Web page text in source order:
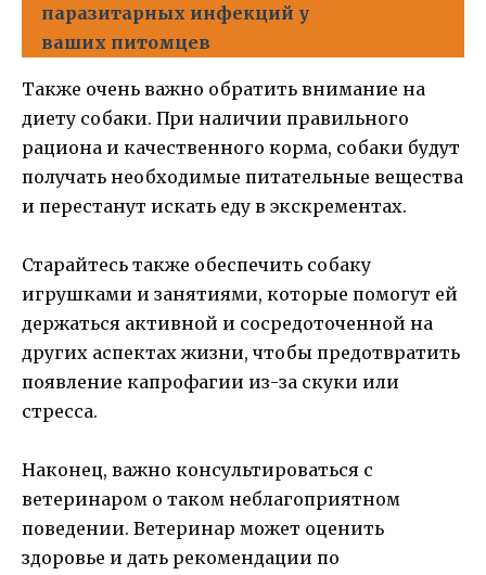
паразитарных инфекций у
ваших питомцев
Также очень важно обратить внимание на
диету собаки. При наличии правильного
рациона и качественного корма, собаки будут
получать необходимые питательные вещества
и перестанут искать еду в экскрементах.
Старайтесь также обеспечить собаку
игрушками и занятиями, которые помогут ей
держаться активной и сосредоточенной на
других аспектах жизни, чтобы предотвратить
появление капрофагии из-за скуки или
стресса.
Наконец, важно консультироваться с
ветеринаром о таком неблагоприятном
поведении. Ветеринар может оценить
здоровье и дать рекомендации по